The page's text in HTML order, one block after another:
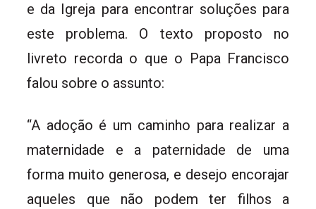
e da Igreja para encontrar soluções para
este problema. O texto proposto no
livreto recorda o que o Papa Francisco
falou sobre o assunto:
“A adoção é um caminho para realizar a
maternidade e a paternidade de uma
forma muito generosa, e desejo encorajar
aqueles que não podem ter filhos a